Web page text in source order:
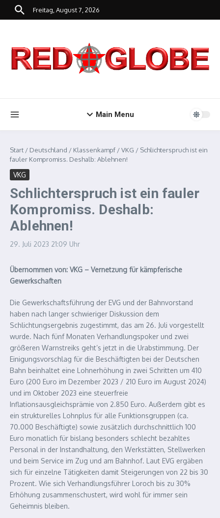
Zum Inhalt springen
Freitag, August 7, 2026
Main Menu
Start / Deutschland / Klassenkampf /VKG / Schlichterspruch ist ein
fauler Kompromiss. Deshalb: Ablehnen!
VKG
Schlichterspruch ist ein fauler
Kompromiss. Deshalb:
Ablehnen!
29. Juli 2023 21:09 Uhr
Übernommen von: VKG – Vernetzung für kämpferische
Gewerkschaften
Die Gewerkschaftsführung der EVG und der Bahnvorstand
haben nach langer schwieriger Diskussion dem
Schlichtungsergebnis zugestimmt, das am 26. Juli vorgestellt
wurde. Nach fünf Monaten Verhandlungspoker und zwei
größeren Warnstreiks geht’s jetzt in die Urabstimmung. Der
Einigungsvorschlag für die Beschäftigten bei der Deutschen
Bahn beinhaltet eine Lohnerhöhung in zwei Schritten um 410
Euro (200 Euro im Dezember 2023 / 210 Euro im August 2024)
und im Oktober 2023 eine steuerfreie
Inflationsausgleichsprämie von 2.850 Euro. Außerdem gibt es
ein strukturelles Lohnplus für alle Funktionsgruppen (ca.
70.000 Beschäftigte) sowie zusätzlich durchschnittlich 100
Euro monatlich für bislang besonders schlecht bezahltes
Personal in der Instandhaltung, den Werkstätten, Stellwerken
und beim Service im Zug und am Bahnhof. Laut EVG ergäben
sich für einzelne Tätigkeiten damit Steigerungen von 22 bis 30
Prozent. Wie sich Verhandlungsführer Loroch bis zu 30%
Erhöhung zusammenschustert, wird wohl für immer sein
Geheimnis bleiben.